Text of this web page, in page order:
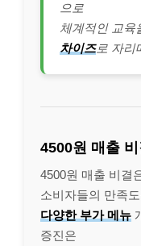
으로
체계적인 교육
차이즈로 자리
4500원 매출
4500원 매출 비결
소비자들의 만족
다양한 부가 메뉴
증진은